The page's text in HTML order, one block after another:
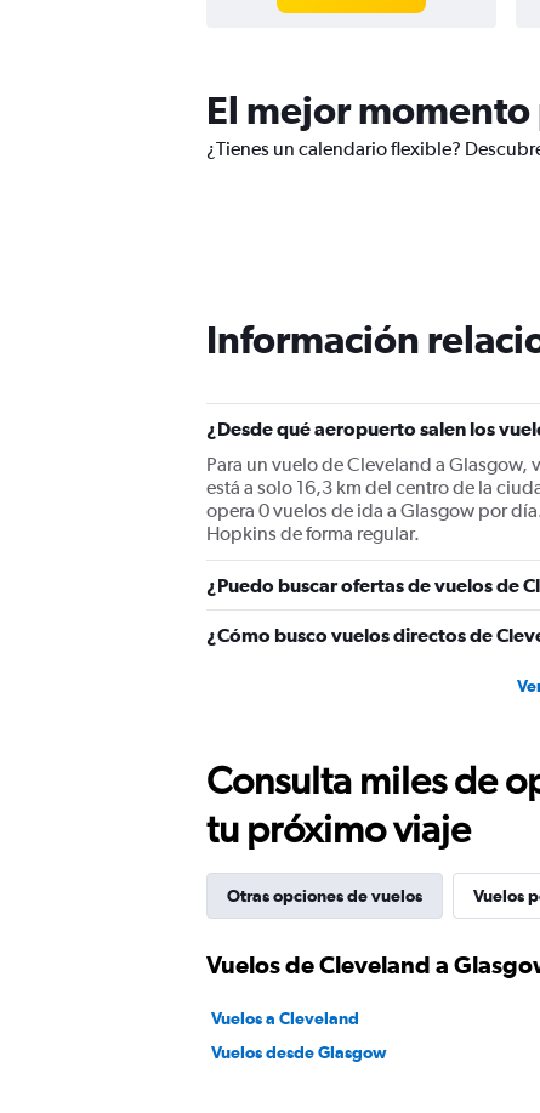
El mejor
¿Tienes un calendario flexible?
Información
¿Desde qué aeropuerto salen los
Para un vuelo de Cleveland a
está a solo 16,3 km del centro de la
opera 0 vuelos de ida a Glasgow por
Hopkins de forma regular.
¿Puedo buscar ofertas de vuelos de
¿Cómo busco vuelos directos de
Consulta miles de
tu próximo viaje
Otras opciones de vuelos Vuelos
Vuelos de Cleveland a
Vuelos a Cleveland
Vuelos desde Glasgow